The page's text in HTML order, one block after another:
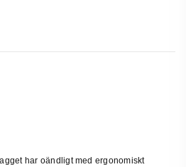
har oändligt med ergonomiskt